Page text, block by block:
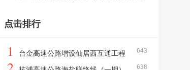
66万千瓦煤电项目）工程工程总承包中标候
点击排行
643
1
台金高速公路增设仙居西互通工程
638